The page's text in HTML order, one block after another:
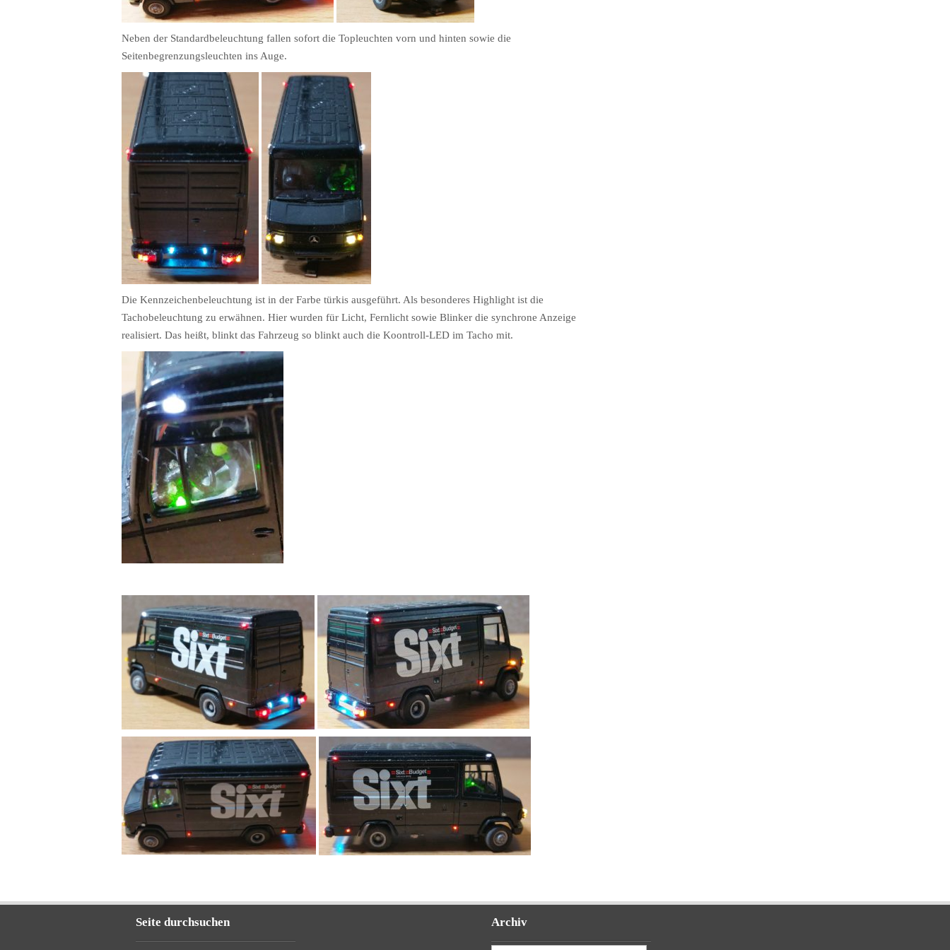
Neben der Standardbeleuchtung fallen sofort die Topleuchten vorn und hinten sowie die
Seitenbegrenzungsleuchten ins Auge.
Die Kennzeichenbeleuchtung ist in der Farbe türkis ausgeführt. Als besonderes Highlight ist die
Tachobeleuchtung zu erwähnen. Hier wurden für Licht, Fernlicht sowie Blinker die synchrone Anzeige
realisiert. Das heißt, blinkt das Fahrzeug so blinkt auch die Koontroll-LED im Tacho mit.
Seite durchsuchen Archiv